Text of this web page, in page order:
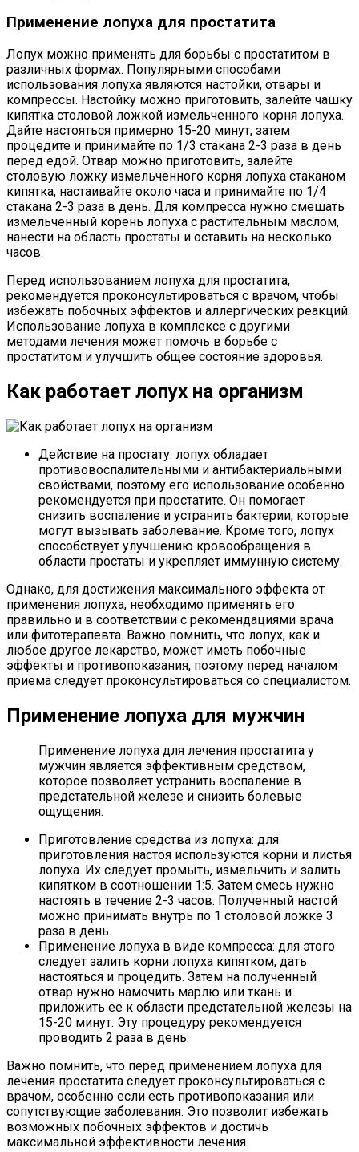
Применение лопуха для простатита
Лопух можно применять для борьбы с простатитом в
различных формах. Популярными способами
использования лопуха являются настойки, отвары и
компрессы. Настойку можно приготовить, залейте чашку
кипятка столовой ложкой измельченного корня лопуха.
Дайте настояться примерно 15-20 минут, затем
процедите и принимайте по 1/3 стакана 2-3 раза в день
перед едой. Отвар можно приготовить, залейте
столовую ложку измельченного корня лопуха стаканом
кипятка, настаивайте около часа и принимайте по 1/4
стакана 2-3 раза в день. Для компресса нужно смешать
измельченный корень лопуха с растительным маслом,
нанести на область простаты и оставить на несколько
часов.
Перед использованием лопуха для простатита,
рекомендуется проконсультироваться с врачом, чтобы
избежать побочных эффектов и аллергических реакций.
Использование лопуха в комплексе с другими
методами лечения может помочь в борьбе с
простатитом и улучшить общее состояние здоровья.
Как работает лопух на организм
Действие на простату: лопух обладает
противовоспалительными и антибактериальными
свойствами, поэтому его использование особенно
рекомендуется при простатите. Он помогает
снизить воспаление и устранить бактерии, которые
могут вызывать заболевание. Кроме того, лопух
способствует улучшению кровообращения в
области простаты и укрепляет иммунную систему.
Однако, для достижения максимального эффекта от
применения лопуха, необходимо применять его
правильно и в соответствии с рекомендациями врача
или фитотерапевта. Важно помнить, что лопух, как и
любое другое лекарство, может иметь побочные
эффекты и противопоказания, поэтому перед началом
приема следует проконсультироваться со специалистом.
Применение лопуха для мужчин
Применение лопуха для лечения простатита у
мужчин является эффективным средством,
которое позволяет устранить воспаление в
предстательной железе и снизить болевые
ощущения.
Приготовление средства из лопуха: для
приготовления настоя используются корни и листья
лопуха. Их следует промыть, измельчить и залить
кипятком в соотношении 1:5. Затем смесь нужно
настоять в течение 2-3 часов. Полученный настой
можно принимать внутрь по 1 столовой ложке 3
раза в день.
Применение лопуха в виде компресса: для этого
следует залить корни лопуха кипятком, дать
настояться и процедить. Затем на полученный
отвар нужно намочить марлю или ткань и
приложить ее к области предстательной железы на
15-20 минут. Эту процедуру рекомендуется
проводить 2 раза в день.
Важно помнить, что перед применением лопуха для
лечения простатита следует проконсультироваться с
врачом, особенно если есть противопоказания или
сопутствующие заболевания. Это позволит избежать
возможных побочных эффектов и достичь
максимальной эффективности лечения.